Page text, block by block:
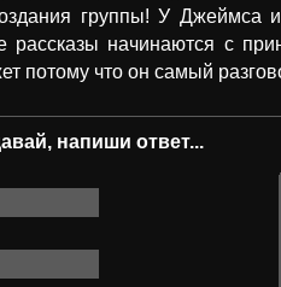
группы! У Джеймса
рассказы начинаются с
потому что он самый
напиши ответ...